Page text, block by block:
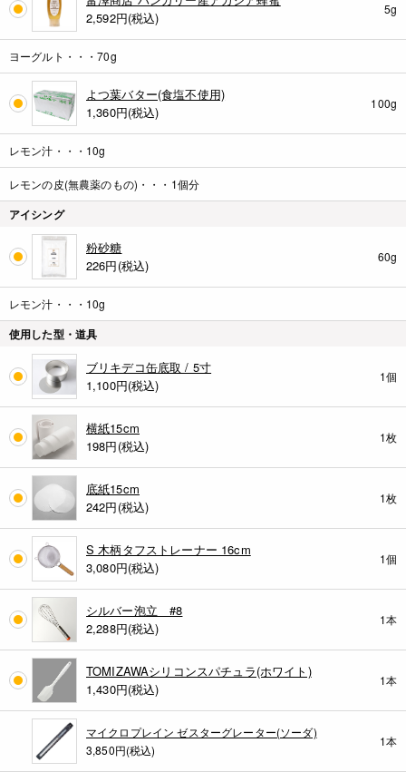
2,592円(税込)
5g
ヨーグルト・・・70g
よつ葉バター(食塩不使用)
1,360円(税込)
100g
レモン汁・・・10g
レモンの皮(無農薬のもの)・・・1個分
アイシング
粉砂糖
226円(税込)
60g
レモン汁・・・10g
使用した型・道具
ブリキデコ缶底取 / 5寸
1,100円(税込)
1個
横紙15cm
198円(税込)
1枚
底紙15cm
242円(税込)
1枚
S 木柄タフストレーナー 16cm
3,080円(税込)
1個
シルバー泡立 #8
2,288円(税込)
1本
TOMIZAWAシリコンスパチュラ(ホワイト)
1,430円(税込)
1本
マイクロプレイン ゼスターグレーター(ソーダ)
3,850円(税込)
1本